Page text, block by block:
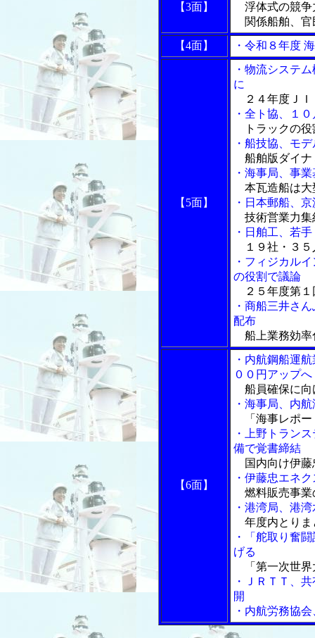
【3面】
浮体式の競争
関係船舶、官
【4面】
・令和８年度
【5面】
・物流システ
に
２４年度ＪＩ
・全ト協、１
トラックの役
・船技協、モ
船舶版ダイナ
・海事局、事
本瓦造船は大
・日本郵船、
技術営業力集
・日舶工、若
１９社・３５
・フィジカル
の役割で議論
２５年度第１
・商船三井さ
配布
船上業務効率
【6面】
・内航鋼船運
００円アップへ
船員確保に向
・海事局、内
「海事レポー
・上野トラン
備で覚書締結
国内向け伊藤
・伊藤忠エネ
燃料販売事業
・港湾局、港
年度内とり
・「舵取り奮
げる
「第一次世界
・ＪＲＴＴ、
開
・内航労務協